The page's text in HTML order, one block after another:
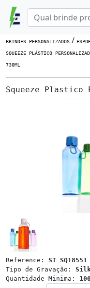
BRINDES PERSONALIZADOS /
SQUEEZE PLÁSTICO
730ML
Squeeze Plastico
Reference: ST SQ18551
Tipo de Gravação:
Quantidade Minima: